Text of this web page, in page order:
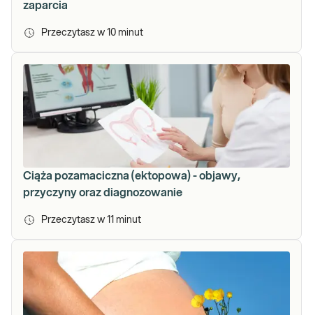
zaparcia
Przeczytasz w 10 minut
Ciąża pozamaciczna (ektopowa) - objawy,
przyczyny oraz diagnozowanie
Przeczytasz w 11 minut